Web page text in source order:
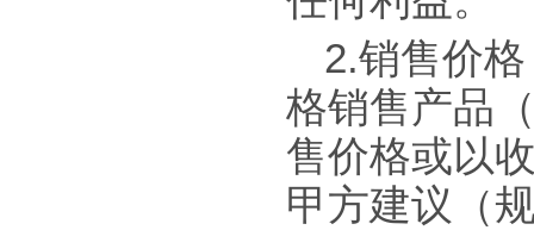
2.销售价
格销售产品
售价格或以
甲方建议（